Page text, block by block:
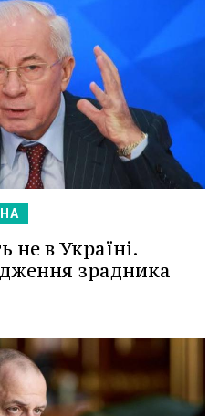
не в Україні.
зрадника